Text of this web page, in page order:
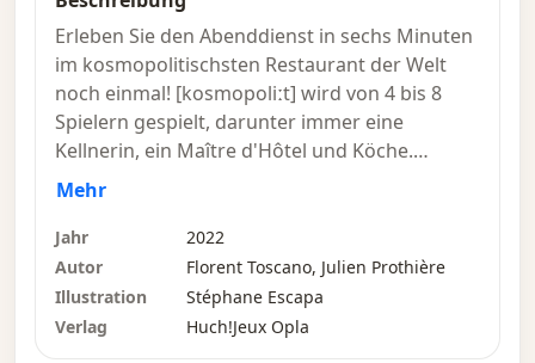
Erleben Sie den Abenddienst in sechs Minuten
im kosmopolitischsten Restaurant der Welt
noch einmal! [kosmopoliːt] wird von 4 bis 8
Spielern gespielt, darunter immer eine
Kellnerin, ein Maître d'Hôtel und Köche.
über die App. Sie trägt Kopfhörer und nimmt
die Bestellungen der Gäste entgegen, die sie
an die Köche und insbesondere an den Butler
weiterleitet – nur dass unsere Gäste aus aller
Mehr
Jahr
2022
Autor
Florent Toscano, Julien Prothière
Illustration
Stéphane Escapa
Verlag
Huch!Jeux Opla